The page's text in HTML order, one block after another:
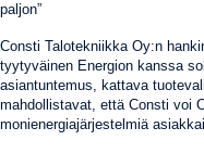
paljon”
Consti Talotekniikka Oy:n
tyytyväinen Energion kanssa
asiantuntemus, kattava
mahdollistavat, että Consti voi
monienergiajärjestelmiä